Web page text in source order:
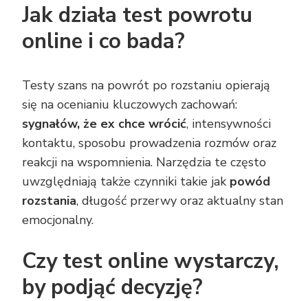
Jak działa test powrotu
online i co bada?
Testy szans na powrót po rozstaniu opierają
się na ocenianiu kluczowych zachowań:
sygnałów, że ex chce wrócić, intensywności
kontaktu, sposobu prowadzenia rozmów oraz
reakcji na wspomnienia. Narzędzia te często
uwzględniają także czynniki takie jak powód
rozstania, długość przerwy oraz aktualny stan
emocjonalny.
Czy test online wystarczy,
by podjąć decyzję?